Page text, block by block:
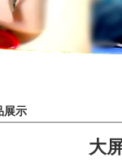
展示
大